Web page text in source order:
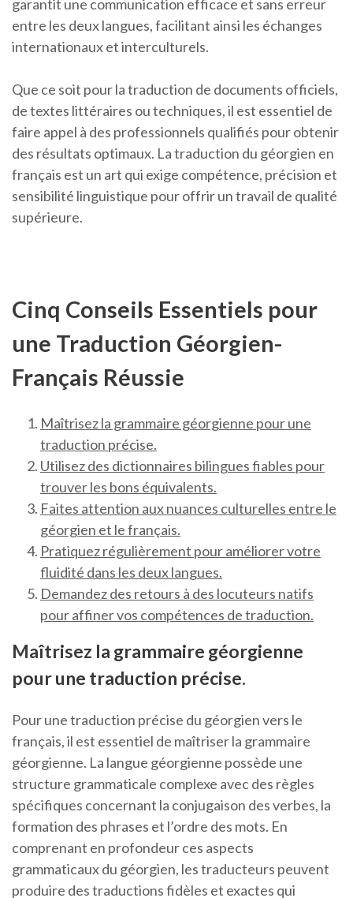
garantit une communication efficace et sans erreur
entre les deux langues, facilitant ainsi les échanges
internationaux et interculturels.
Que ce soit pour la traduction de documents officiels,
de textes littéraires ou techniques, il est essentiel de
faire appel à des professionnels qualifiés pour obtenir
des résultats optimaux. La traduction du géorgien en
français est un art qui exige compétence, précision et
sensibilité linguistique pour offrir un travail de qualité
supérieure.
Cinq Conseils Essentiels pour
une Traduction Géorgien-
Français Réussie
Maîtrisez la grammaire géorgienne pour une
traduction précise.
Utilisez des dictionnaires bilingues fiables pour
trouver les bons équivalents.
Faites attention aux nuances culturelles entre le
géorgien et le français.
Pratiquez régulièrement pour améliorer votre
fluidité dans les deux langues.
Demandez des retours à des locuteurs natifs
pour affiner vos compétences de traduction.
Maîtrisez la grammaire géorgienne
pour une traduction précise.
Pour une traduction précise du géorgien vers le
français, il est essentiel de maîtriser la grammaire
géorgienne. La langue géorgienne possède une
structure grammaticale complexe avec des règles
spécifiques concernant la conjugaison des verbes, la
formation des phrases et l’ordre des mots. En
comprenant en profondeur ces aspects
grammaticaux du géorgien, les traducteurs peuvent
produire des traductions fidèles et exactes qui